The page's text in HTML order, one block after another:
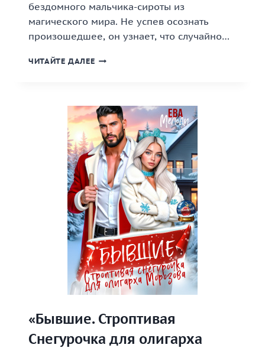
бездомного мальчика-сироты из
магического мира. Не успев осознать
произошедшее, он узнает, что случайно…
ЧИТАЙТЕ ДАЛЕЕ «НАСЛЕДИЕ
«Бывшие. Строптивая
Снегурочка для олигарха